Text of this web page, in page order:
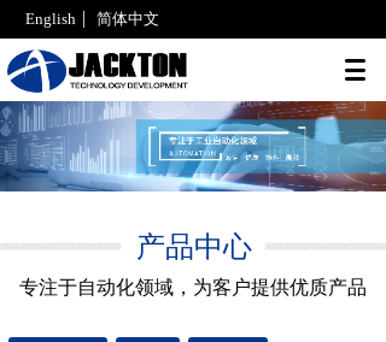
邮箱登录
English 简体中文
产品中心
专注于自动化领域，为客户提供优质产品